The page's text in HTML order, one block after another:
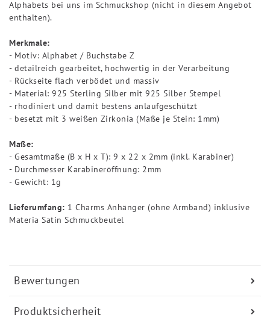
Bewertungen
Produktsicherheit
Alphabets bei uns im Schmuckshop (nicht in diesem Angebot
enthalten).
Merkmale:
- Motiv: Alphabet / Buchstabe Z
- detailreich gearbeitet, hochwertig in der Verarbeitung
- Rückseite flach verbödet und massiv
- Material: 925 Sterling Silber mit 925 Silber Stempel
- rhodiniert und damit bestens anlaufgeschützt
- besetzt mit 3 weißen Zirkonia (Maße je Stein: 1mm)
Maße:
- Gesamtmaße (B x H x T): 9 x 22 x 2mm (inkl. Karabiner)
- Durchmesser Karabineröffnung: 2mm
- Gewicht: 1g
Lieferumfang: 1 Charms Anhänger (ohne Armband) inklusive
Materia Satin Schmuckbeutel